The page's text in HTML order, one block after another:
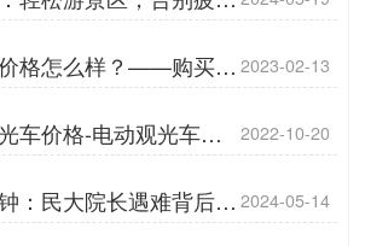
格怎么样？——购买观
注意事项「专菱」
2023-02-13
车价格-电动观光车爬
2022-10-20
：民大院长遇难背后的
思「专菱」
2024-05-14